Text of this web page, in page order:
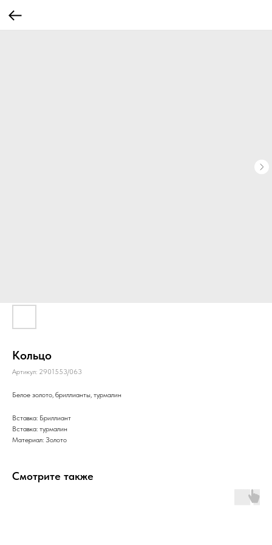
Кольцо
Артикул: 2901553/063
Белое золото, бриллианты, турмалин
Вставка: Бриллиант
Вставка: турмалин
Материал: Золото
Смотрите также